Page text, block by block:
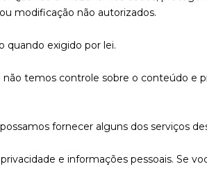
modificação não autorizados.
quando exigido por lei.
temos controle sobre o conteúdo e
fornecer alguns dos serviços
e informações pessoais. Se